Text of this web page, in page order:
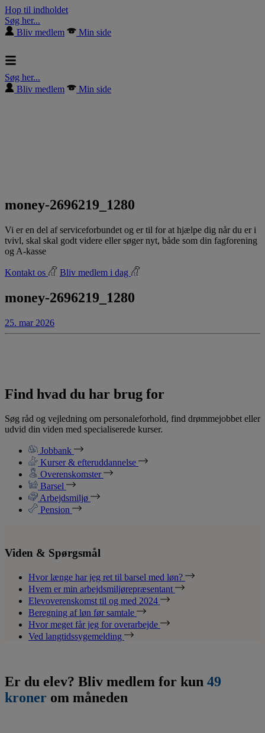
Hop til indholdet
Søg her...
Bliv medlem
Min side
Søg her...
Bliv medlem
Min side
money-2696219_1280
Vi er en del af serviceforbundet og er til for at hjælpe dig når du er i
tvivl, skal skal godt videre eller søger nyt, både som din fagforening
og A-kasse
Kontakt os Bliv medlem i dag
money-2696219_1280
25. mar 2026
Find hvad du har brug for
Søg råd og vejledning om personaleforhold, find drømmejobbet eller
udvid din viden med specialiserede kurser.
Jobbank
Kurser & efteruddannelse
Overenskomster
Barsel
Arbejdsmiljø
Pension
Viden & Spørgsmål
Hvor længe har jeg ret til barsel med løn?
Hvem er min arbejdsmiljørepræsentant
Elevoverenskomst til og med 2024
Beregning af løn før samtale
Hvor meget får jeg for overarbejde
Ved langtidssygemelding
Er du elev? Bliv medlem for kun 49
kroner om måneden